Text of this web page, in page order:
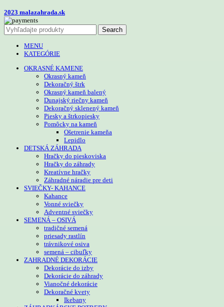
2023 malazahrada.sk
Search
MENU
KATEGÓRIE
OKRASNÉ KAMENE
Okrasný kameň
Dekoračný štrk
Okrasný kameň balený
Dunajský riečny kameň
Dekoračný sklenený kameň
Piesky a štrkopiesky
Pomôcky na kameň
Ošetrenie kameňa
Lepidlo
DETSKÁ ZÁHRADA
Hračky do pieskoviska
Hračky do záhrady
Kreatívne hračky
Záhradné náradie pre deti
SVIEČKY- KAHANCE
Kahance
Vonné sviečky
Adventné sviečky
SEMENÁ – OSIVÁ
tradičné semená
priesady rastlín
trávnikové osiva
semená – cibuľky
ZAHRADNÉ DEKORÁCIE
Dekorácie do izby
Dekorácie do záhrady
Vianočné dekorácie
Dekoračné kvety
Ikebany